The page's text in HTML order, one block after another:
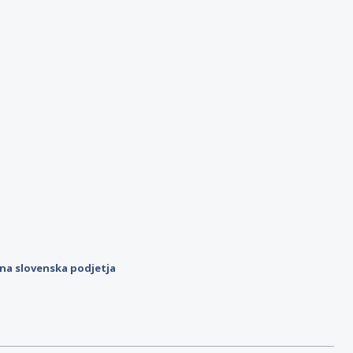
slovenska podjetja